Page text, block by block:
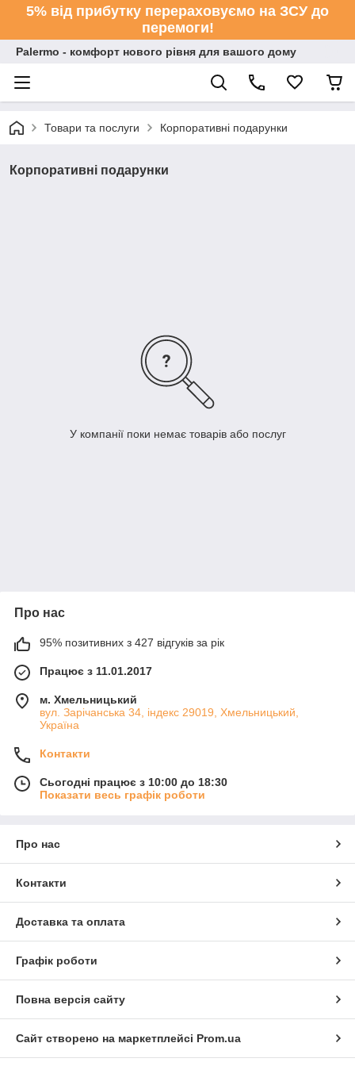
5% від прибутку перераховуємо на ЗСУ до
перемоги!
Palermo - комфорт нового рівня для вашого дому
Товари та послуги Корпоративні подарунки
Корпоративні подарунки
У компанії поки немає товарів або послуг
Про нас
95% позитивних з 427 відгуків за рік
Працює з 11.01.2017
м. Хмельницький
вул. Зарічанська 34, індекс 29019, Хмельницький,
Україна
Контакти
Сьогодні працює з 10:00 до 18:30
Показати весь графік роботи
Про нас
Контакти
Доставка та оплата
Графік роботи
Повна версія сайту
Сайт створено на маркетплейсі Prom.ua